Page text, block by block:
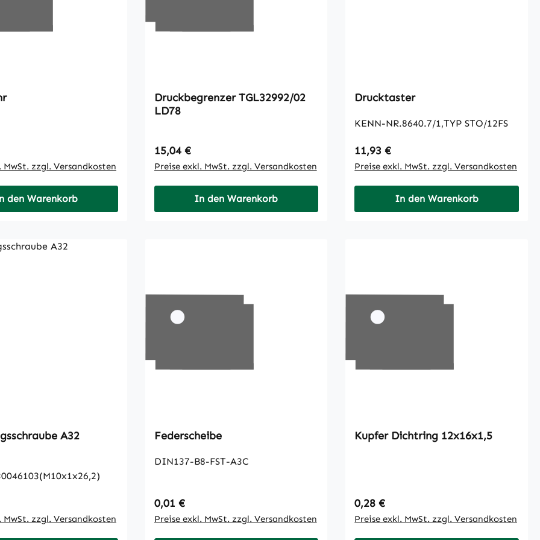
MwSt. zzgl. Versandkosten
den Warenkorb
Druckbegrenzer TGL32992/02
LD78
Regulärer Preis:
15,04 €
Preise exkl. MwSt. zzgl. Versandkosten
In den Warenkorb
Drucktaster
KENN-NR.8640.7/1,TYP STO/12FS
Regulärer Preis:
11,93 €
Preise exkl. MwSt. zzgl. Versandkosten
In den Warenkorb
A32
MwSt. zzgl. Versandkosten
Federscheibe
DIN137-B8-FST-A3C
Regulärer Preis:
0,01 €
Preise exkl. MwSt. zzgl. Versandkosten
Kupfer Dichtring 12x16x1,5
Regulärer Preis:
0,28 €
Preise exkl. MwSt. zzgl. Versandkosten